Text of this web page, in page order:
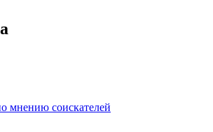
мнению соискателей